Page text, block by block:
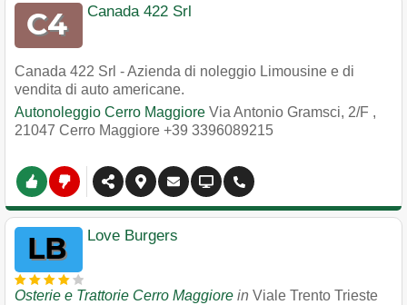
Canada 422 Srl
Canada 422 Srl - Azienda di noleggio Limousine e di
vendita di auto americane.
Autonoleggio Cerro Maggiore Via Antonio Gramsci, 2/F ,
21047 Cerro Maggiore +39 3396089215
Love Burgers
Osterie e Trattorie Cerro Maggiore in Viale Trento Trieste